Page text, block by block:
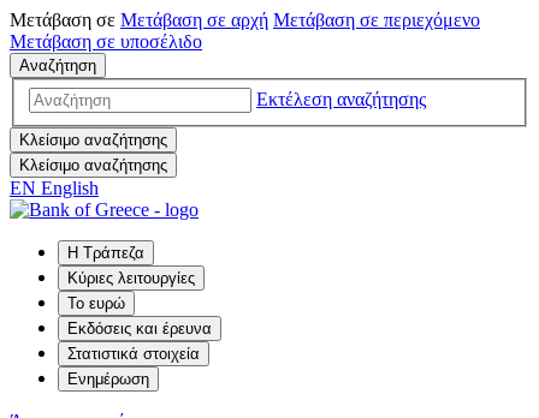
Μετάβαση σε Μετάβαση σε αρχή Μετάβαση σε περιεχόμενο
Μετάβαση σε υποσέλιδο
Αναζήτηση
Εκτέλεση αναζήτησης
Κλείσιμο αναζήτησης
Κλείσιμο αναζήτησης
EN English
Η Τράπεζα
Κύριες λειτουργίες
Το ευρώ
Εκδόσεις και έρευνα
Στατιστικά στοιχεία
Ενημέρωση